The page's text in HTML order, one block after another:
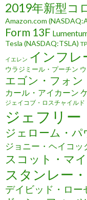
2019年新型コ
Amazon.com
Form 13F
Tesla (NASDAQ:TSLA)
イエレン インフレ
ウラジミール・プーチン
エゴン・フォ
カール・アイカーン
ジェイコブ・ロスチャイルド
ジェフリー
ジェローム・パ
ジョニー・ヘイコッ
スコット・マ
スタンレー
デイビッド・ロー